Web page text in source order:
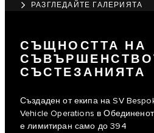
РАЗГЛЕДАЙТЕ ГАЛЕРИЯТА
СЪЩНОСТТА НА
СЪСТЕЗАНИЯТА
Създаден от екипа на SV
Vehicle Operations в
е лимитиран само до 394